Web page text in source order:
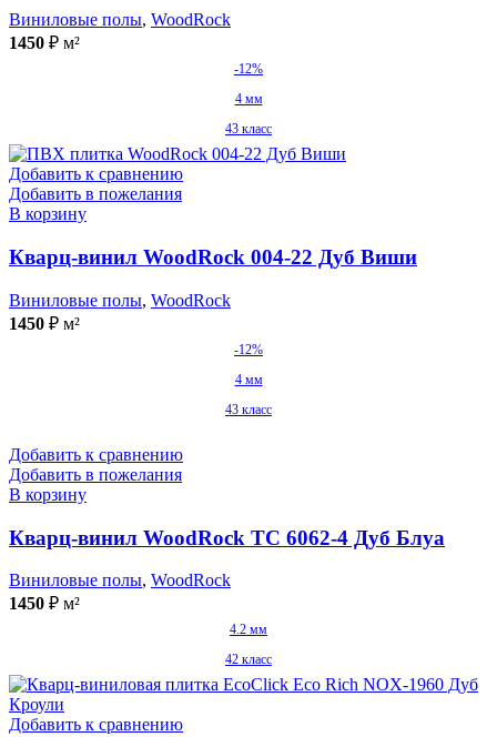
Виниловые полы, WoodRock
1450 ₽ м²
-12%
4 мм
43 класс
Добавить к сравнению
Добавить в пожелания
В корзину
Кварц-винил WoodRock 004-22 Дуб Виши
Виниловые полы, WoodRock
1450 ₽ м²
-12%
4 мм
43 класс
Добавить к сравнению
Добавить в пожелания
В корзину
Кварц-винил WoodRock TC 6062-4 Дуб Блуа
Виниловые полы, WoodRock
1450 ₽ м²
4.2 мм
42 класс
Добавить к сравнению